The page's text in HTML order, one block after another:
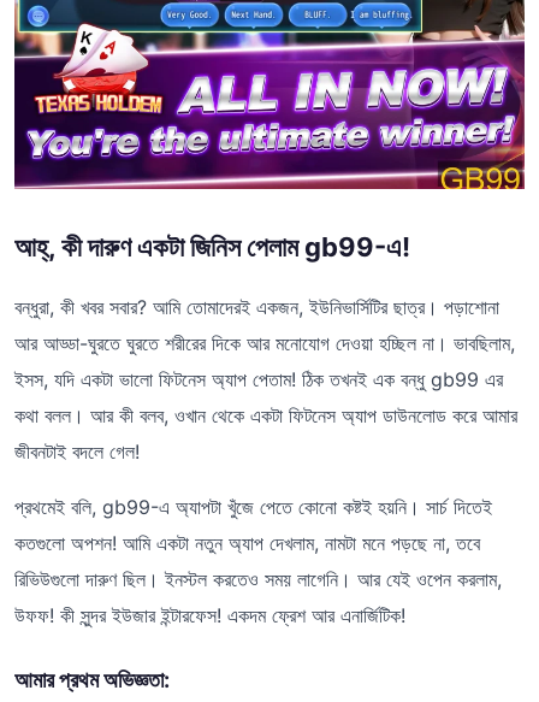
আহ্, কী দারুণ একটা জিনিস পেলাম gb99-এ!
বন্ধুরা, কী খবর সবার? আমি তোমাদেরই একজন, ইউনিভার্সিটির ছাত্র। পড়াশোনা
আর আড্ডা-ঘুরতে ঘুরতে শরীরের দিকে আর মনোযোগ দেওয়া হচ্ছিল না। ভাবছিলাম,
ইসস, যদি একটা ভালো ফিটনেস অ্যাপ পেতাম! ঠিক তখনই এক বন্ধু gb99 এর
কথা বলল। আর কী বলব, ওখান থেকে একটা ফিটনেস অ্যাপ ডাউনলোড করে আমার
জীবনটাই বদলে গেল!
প্রথমেই বলি, gb99-এ অ্যাপটা খুঁজে পেতে কোনো কষ্টই হয়নি। সার্চ দিতেই
কতগুলো অপশন! আমি একটা নতুন অ্যাপ দেখলাম, নামটা মনে পড়ছে না, তবে
রিভিউগুলো দারুণ ছিল। ইনস্টল করতেও সময় লাগেনি। আর যেই ওপেন করলাম,
উফফ! কী সুন্দর ইউজার ইন্টারফেস! একদম ফ্রেশ আর এনার্জিটিক!
আমার প্রথম অভিজ্ঞতা: